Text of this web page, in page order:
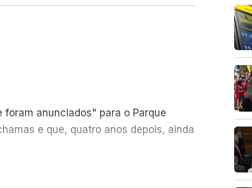
anunciados" para o Parque
e que, quatro anos depois, ainda